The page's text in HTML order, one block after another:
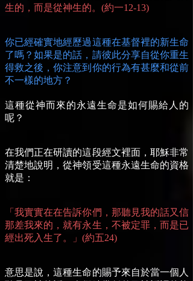
生的，而是從神生的。(約一12-13)
你已經確實地經歷過這種在基督裡的新生命
了嗎？如果是的話，請彼此分享自從你重生
得救之後，你注意到你的行為有甚麼和從前
不一樣的地方？
這種從神而來的永遠生命是如何賜給人的
呢？
在我們正在研讀的這段經文裡面，耶穌非常
清楚地說明，從神領受這種永遠生命的資格
就是：
「我實實在在告訴你們，那聽見我的話又信
那差我來的，就有永生，不被定罪，而是已
經出死入生了。」(約五24)
意思是說，這種生命的賜予來自於當一個人